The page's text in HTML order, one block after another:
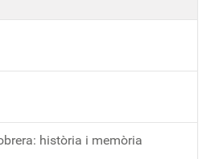
història i memòria